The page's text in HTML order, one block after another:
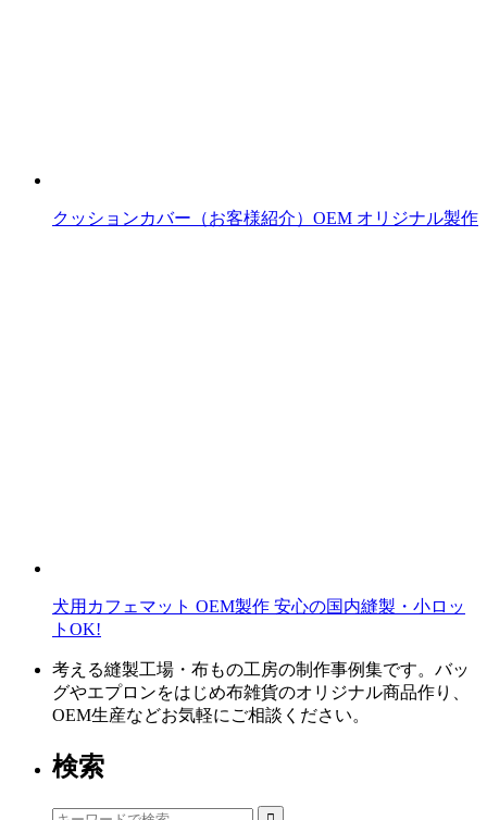
クッションカバー（お客様紹介）OEM オリジナル製作
犬用カフェマット OEM製作 安心の国内縫製・小ロッ
トOK!
考える縫製工場・布もの工房の制作事例集です。バッ
グやエプロンをはじめ布雑貨のオリジナル商品作り、
OEM生産などお気軽にご相談ください。
検索